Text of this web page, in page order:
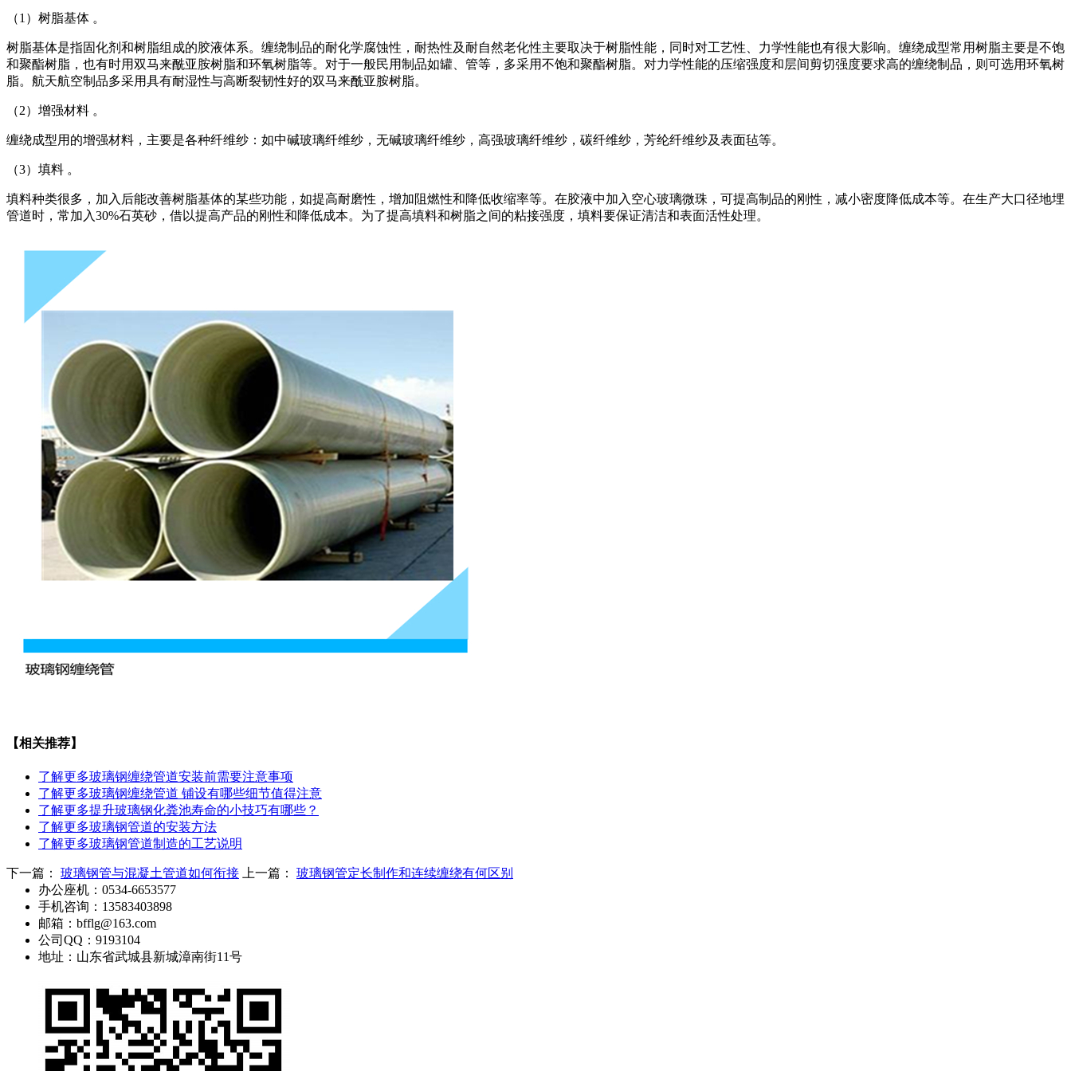
（1）树脂基体 。
树脂基体是指固化剂和树脂组成的胶液体系。缠绕制品的耐化学腐蚀性，耐热性及耐自然老化性主要取决于树脂性能，同时对工艺性、力学性能也有很大影响。缠绕成型常用树脂主要是不饱
和聚酯树脂，也有时用双马来酰亚胺树脂和环氧树脂等。对于一般民用制品如罐、管等，多采用不饱和聚酯树脂。对力学性能的压缩强度和层间剪切强度要求高的缠绕制品，则可选用环氧树
脂。航天航空制品多采用具有耐湿性与高断裂韧性好的双马来酰亚胺树脂。
（2）增强材料 。
缠绕成型用的增强材料，主要是各种纤维纱：如中碱玻璃纤维纱，无碱玻璃纤维纱，高强玻璃纤维纱，碳纤维纱，芳纶纤维纱及表面毡等。
（3）填料 。
填料种类很多，加入后能改善树脂基体的某些功能，如提高耐磨性，增加阻燃性和降低收缩率等。在胶液中加入空心玻璃微珠，可提高制品的刚性，减小密度降低成本等。在生产大口径地埋
管道时，常加入30%石英砂，借以提高产品的刚性和降低成本。为了提高填料和树脂之间的粘接强度，填料要保证清洁和表面活性处理。
【相关推荐】
了解更多玻璃钢缠绕管道安装前需要注意事项
了解更多玻璃钢缠绕管道 铺设有哪些细节值得注意
了解更多提升玻璃钢化粪池寿命的小技巧有哪些？
了解更多玻璃钢管道的安装方法
了解更多玻璃钢管道制造的工艺说明
下一篇： 玻璃钢管与混凝土管道如何衔接 上一篇： 玻璃钢管定长制作和连续缠绕有何区别
办公座机： 0534-6653577
手机咨询： 13583403898
邮箱： bfflg@163.com
公司QQ： 9193104
地址： 山东省武城县新城漳南街11号